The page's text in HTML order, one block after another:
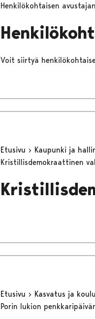
Henkilökohtaisen
Voit siirtyä
Etusivu Kaupunki ja
Kristillisdemokraattinen
Etusivu Kasvatus ja
Porin lukion